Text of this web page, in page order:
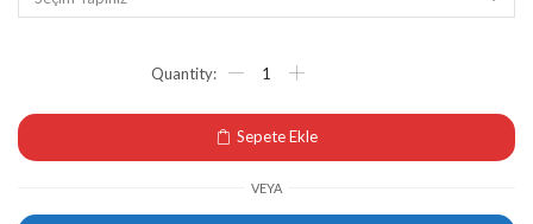
Sepete Ekle
VEYA